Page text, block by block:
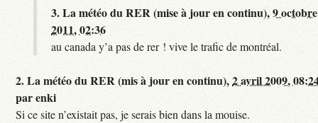
3.La météo du RER (mise à jour en continu),9 octobre
2011, 02:36
au canada y’a pas de rer ! vive le trafic de montréal.
2.La météo du RER (mis à jour en continu),2 avril 2009,
parenki
Si ce site n’existait pas, je serais bien dans la mouise.